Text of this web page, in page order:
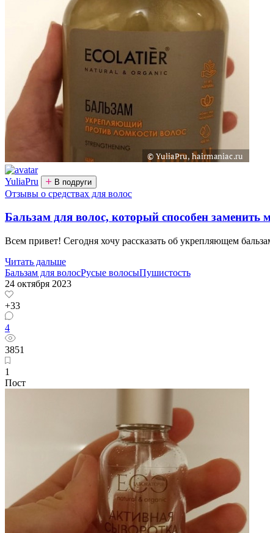
YuliaPru В подруги
Отзывы о средствах для волос
Бальзам для волос, который способен заменить
Всем привет! Сегодня хочу рассказать об укрепляющем
Читать дальше
Бальзам для волосРусые волосыПушистость
24 октября 2023
+33
4
3851
1
Пост